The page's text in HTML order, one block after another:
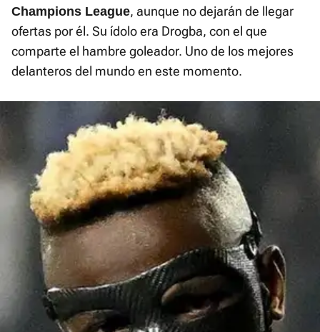
Champions League, aunque no dejarán de llegar
ofertas por él. Su ídolo era Drogba, con el que
comparte el hambre goleador. Uno de los mejores
delanteros del mundo en este momento.